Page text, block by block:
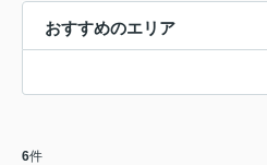
おすすめのエリア
6件